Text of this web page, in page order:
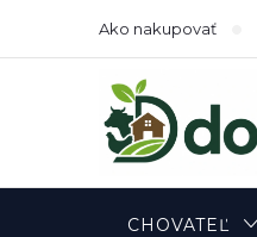
Ako nakupovať
CHOVATEĽ